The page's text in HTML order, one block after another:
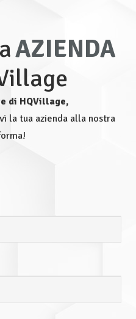
AZIENDA
di HQVillage,
la tua azienda alla nostra